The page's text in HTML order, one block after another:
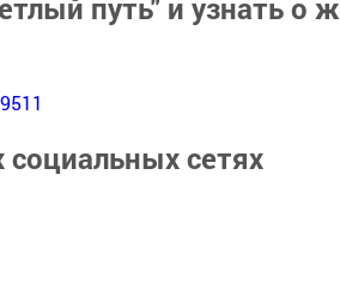
путь" и узнать о
сетях